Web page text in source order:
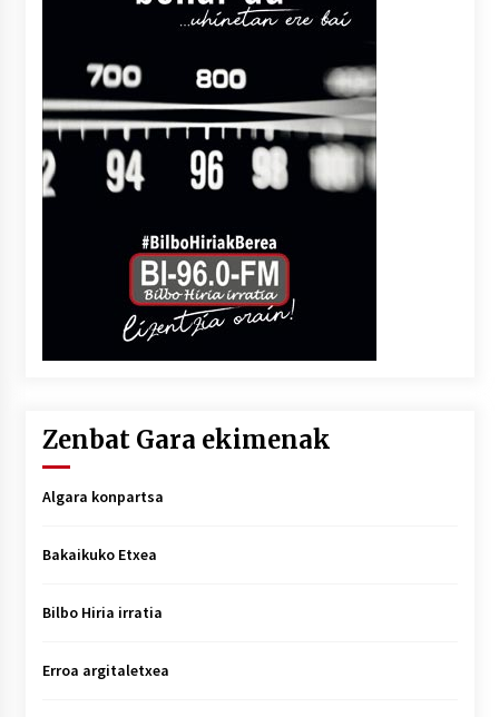
Zenbat Gara ekimenak
Algara konpartsa
Bakaikuko Etxea
Bilbo Hiria irratia
Erroa argitaletxea